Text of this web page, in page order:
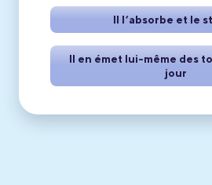
Il l’absorbe et le
Il en émet lui-même des
jour